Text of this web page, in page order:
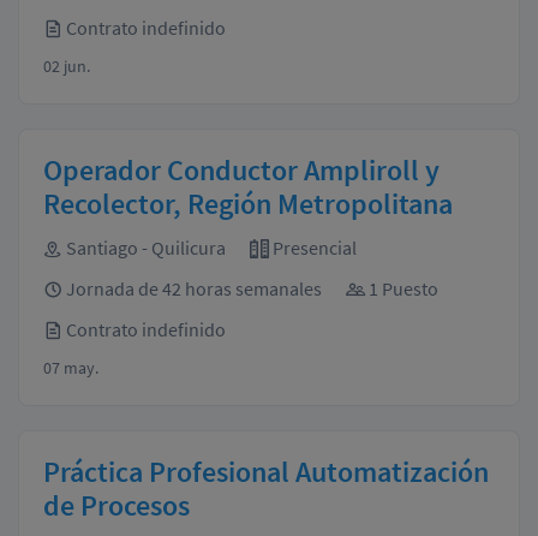
Contrato indefinido
02 jun.
Operador Conductor Ampliroll y
Recolector, Región Metropolitana
Santiago - Quilicura
Presencial
Jornada de 42 horas semanales
1 Puesto
Contrato indefinido
07 may.
Práctica Profesional Automatización
de Procesos